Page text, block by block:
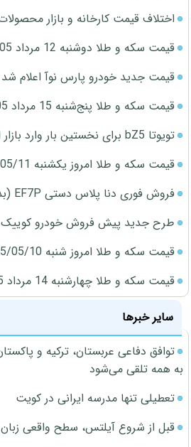
اختلاف قیمت کارخانه و بازار
قیمت سکه و طلا دوشنبه 12 مرداد 1405
قیمت جدید خودرو پارس نوآ اعلام شد
قیمت سکه و طلا پنج‌شنبه 15 مرداد 1405
تویوتا bZ5 برای نخستین بار وارد بازار ایران می‌شود
قیمت سکه و طلا امروز یکشنبه 1405/05/11
فروش فوری دنا پلاس دستی EF7P (بدون قرعه کشی)
طرح جدید پیش فروش خودرو کوییک
قیمت سکه و طلا امروز شنبه 1405/05/10
قیمت سکه و طلا چهارشنبه 14 مرداد 1405
سایر خبرها
توافق دفاعی عربستان، ترکیه و
به همه تلقی می‌شود
تعطیلی تنها مدرسه ایرانی در کویت
قبل از شروع آیلتس، سطح واقعی زبان